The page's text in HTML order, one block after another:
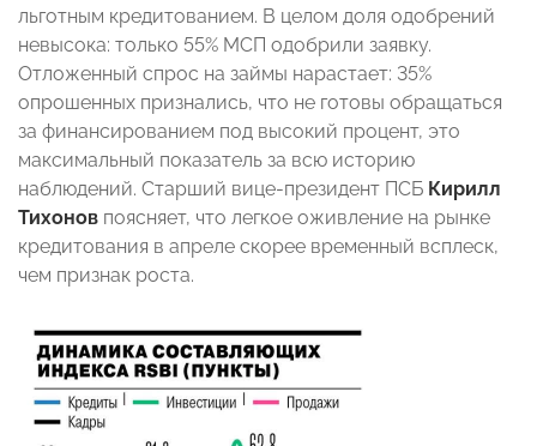
льготным кредитованием. В целом доля одобрений
невысока: только 55% МСП одобрили заявку.
Отложенный спрос на займы нарастает: 35%
опрошенных признались, что не готовы обращаться
за финансированием под высокий процент, это
максимальный показатель за всю историю
наблюдений. Старший вице-президент ПСБ Кирилл
Тихонов поясняет, что легкое оживление на рынке
кредитования в апреле скорее временный всплеск,
чем признак роста.